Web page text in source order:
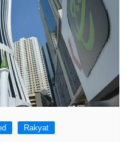
Rakyat